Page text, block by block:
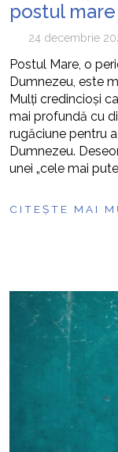
postul mare
24 decembrie
Postul Mare, o
Dumnezeu, este
Mulți credincioși
mai profundă cu
rugăciune pentru
Dumnezeu.
unei „cele mai
CITEȘTE MAI